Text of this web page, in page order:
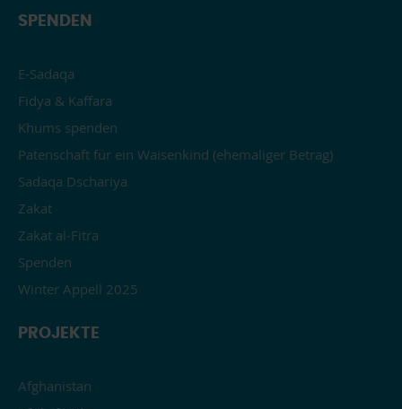
SPENDEN
E-Sadaqa
Fidya & Kaffara
Khums spenden
Patenschaft für ein Waisenkind (ehemaliger Betrag)
Sadaqa Dschariya
Zakat
Zakat al-Fitra
Spenden
Winter Appell 2025
PROJEKTE
Afghanistan